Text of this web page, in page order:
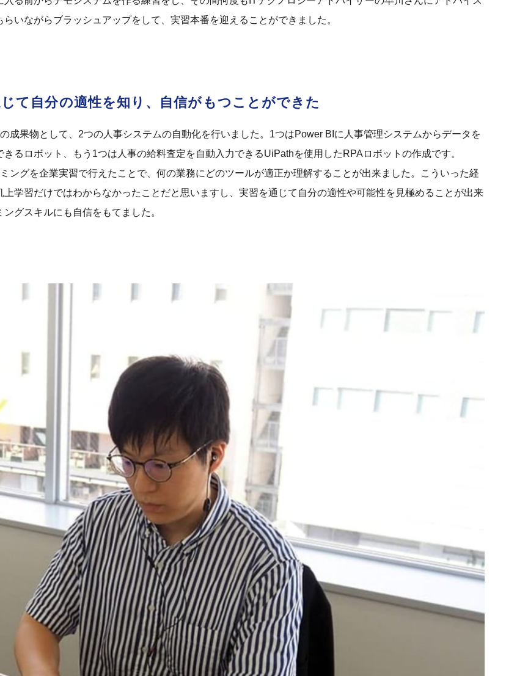
いながらブラッシュアップをして、実習本番を迎えることができました。
て自分の適性を知り、自信がもつことができた
成果物として、2つの人事システムの自動化を行いました。1つはPower BIに人事管理システムからデータを
きるロボット、もう1つは人事の給料査定を自動入力できるUiPathを使用したRPAロボットの作成です。
ングを企業実習で行えたことで、何の業務にどのツールが適正か理解することが出来ました。こういった経
上学習だけではわからなかったことだと思いますし、実習を通じて自分の適性や可能性を見極めることが出来
グスキルにも自信をもてました。